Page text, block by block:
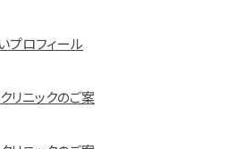
プロフィール
リニックのご案